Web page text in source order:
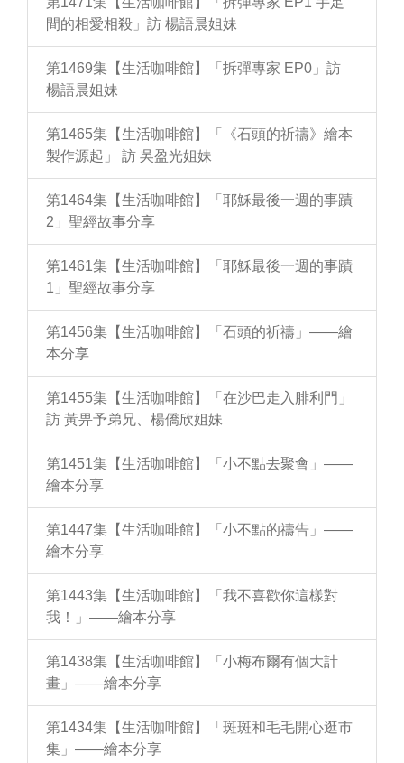
間的相愛相殺」訪 楊語晨姐妹
第1469集【生活咖啡館】「拆彈專家 EP0」訪
楊語晨姐妹
第1465集【生活咖啡館】「《石頭的祈禱》繪本
製作源起」 訪 吳盈光姐妹
第1464集【生活咖啡館】「耶穌最後一週的事蹟
2」聖經故事分享
第1461集【生活咖啡館】「耶穌最後一週的事蹟
1」聖經故事分享
第1456集【生活咖啡館】「石頭的祈禱」——繪
本分享
第1455集【生活咖啡館】「在沙巴走入腓利門」
訪 黃畀予弟兄、楊僑欣姐妹
第1451集【生活咖啡館】「小不點去聚會」——
繪本分享
第1447集【生活咖啡館】「小不點的禱告」——
繪本分享
第1443集【生活咖啡館】「我不喜歡你這樣對
我！」——繪本分享
第1438集【生活咖啡館】「小梅布爾有個大計
畫」——繪本分享
第1434集【生活咖啡館】「斑斑和毛毛開心逛市
集」——繪本分享